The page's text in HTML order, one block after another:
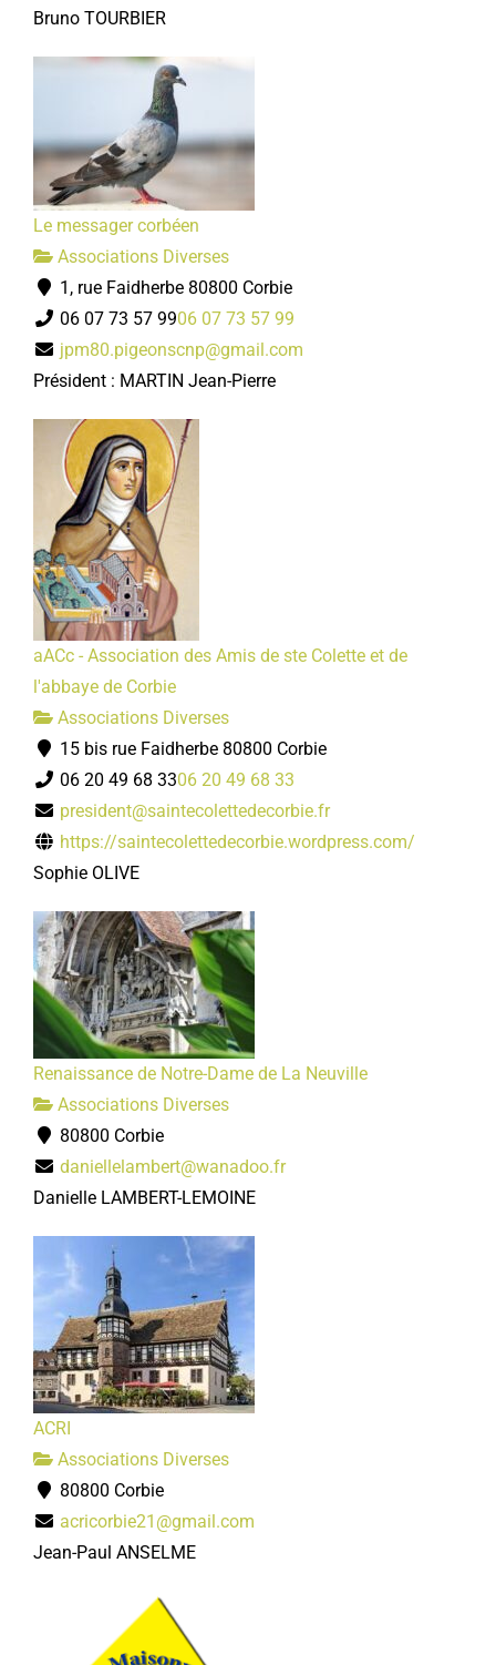
Bruno TOURBIER
Le messager corbéen
Associations Diverses
1, rue Faidherbe 80800 Corbie
06 07 73 57 9906 07 73 57 99
jpm80.pigeonscnp@gmail.com
Président : MARTIN Jean-Pierre
aACc - Association des Amis de ste Colette et de
l'abbaye de Corbie
Associations Diverses
15 bis rue Faidherbe 80800 Corbie
06 20 49 68 3306 20 49 68 33
president@saintecolettedecorbie.fr
https://saintecolettedecorbie.wordpress.com/
Sophie OLIVE
Renaissance de Notre-Dame de La Neuville
Associations Diverses
80800 Corbie
daniellelambert@wanadoo.fr
Danielle LAMBERT-LEMOINE
ACRI
Associations Diverses
80800 Corbie
acricorbie21@gmail.com
Jean-Paul ANSELME